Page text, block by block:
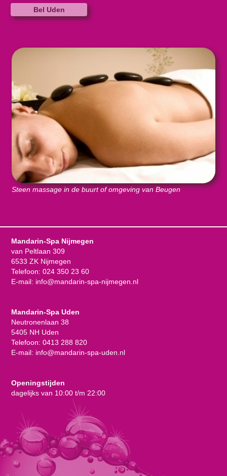
Bel Uden
Steen massage in de buurt of omgeving van Beugen
Mandarin-Spa Nijmegen
van Peltlaan 309
6533 ZK Nijmegen
Telefoon: 024 350 23 60
E-mail: info@mandarin-spa-nijmegen.nl
Mandarin-Spa Uden
Neutronenlaan 38
5405 NH Uden
Telefoon: 0413 288 820
E-mail: info@mandarin-spa-uden.nl
Openingstijden
dagelijks van 10:00 t/m 22:00